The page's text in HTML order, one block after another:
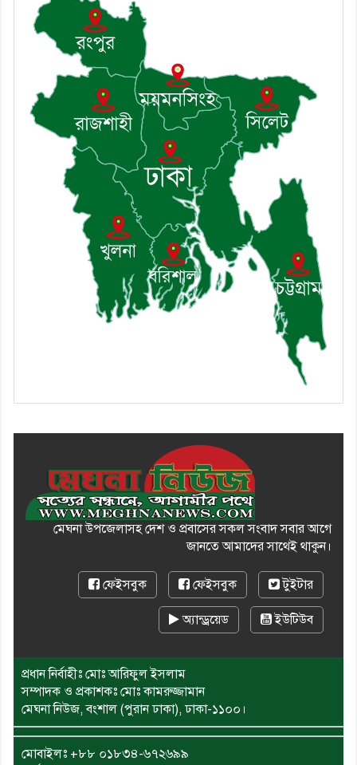
৭। দাউদকান্দিতে মুচি সম্প্রদায়ের
খোঁজখবর নিলেন ড. খন্দকার মারুফ
হোসেন
৮। মেঘনায় আইন-শৃঙ্খলা কমিটির
মাসিক সভা অনুষ্ঠিত
৯। জাতীয় নেতা ড. খন্দকার
মোশাররফ হোসেনের মূল্যায়ন কোথায়
এবং একটি বিশ্লেষণ
১০। দাউদকান্দিতে ইউপি সদস্যকে
মারধরের চেষ্টা ও প্রাণনাশের হুমকির
অভিযোগ
মেঘনা উপজেলাসহ দেশ ও প্রবাসের সকল সংবাদ সবার আগে
জানতে আমাদের সাথেই থাকুন।
ফেইসবুক ফেইসবুক টুইটার
অ্যান্ড্রয়েড ইউটিউব
প্রধান নির্বাহীঃ মোঃ আরিফুল ইসলাম
সম্পাদক ও প্রকাশকঃ মোঃ কামরুজ্জামান
মেঘনা নিউজ, বংশাল (পুরান ঢাকা), ঢাকা-১১০০।
মোবাইলঃ +৮৮ ০১৮৩৪-৬৭২৬৯৯